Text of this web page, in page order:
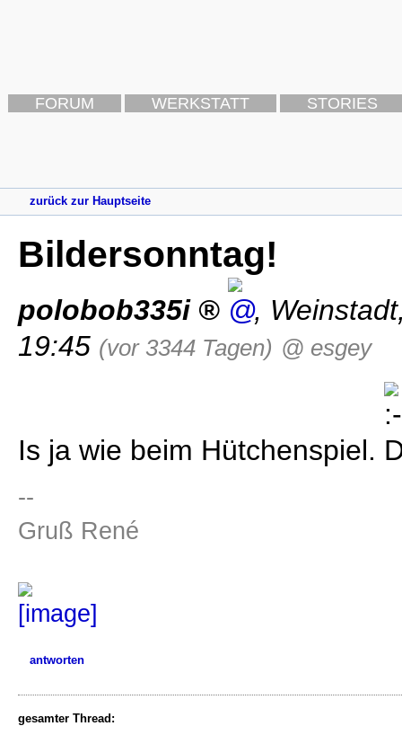
FORUM WERKSTATT STORIES
zurück zur Hauptseite
Bildersonntag!
polobob335i , Weinstadt
19:45 (vor 3344 Tagen) @ esgey
Is ja wie beim Hütchenspiel.
--
Gruß René
antworten
gesamter Thread: